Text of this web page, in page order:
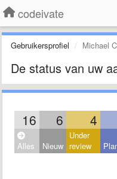
codeivate
Gebruikersprofiel Michael
De status van uw
16 6 4
Alles Nieuw
Under
review